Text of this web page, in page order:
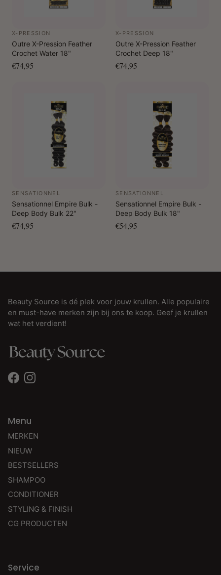
X-PRESSION
Outre X-Pression Feather
Crochet Water 18"
€74,95
X-PRESSION
Outre X-Pression Feather
Crochet Deep 18"
€74,95
SENSATIONNEL
Sensationnel Empire Bulk -
Deep Body Bulk 22"
€74,95
SENSATIONNEL
Sensationnel Empire Bulk -
Deep Body Bulk 18"
€54,95
Beauty Source is dé plek voor jouw krullen. Alle populaire
en must-have merken zijn bij ons te koop. Geef je krullen
wat het verdient!
FacebookInstagram
Menu
MERKEN
NIEUW
BESTSELLERS
SHAMPOO
CONDITIONER
STYLING & FINISH
CG PRODUCTEN
Service